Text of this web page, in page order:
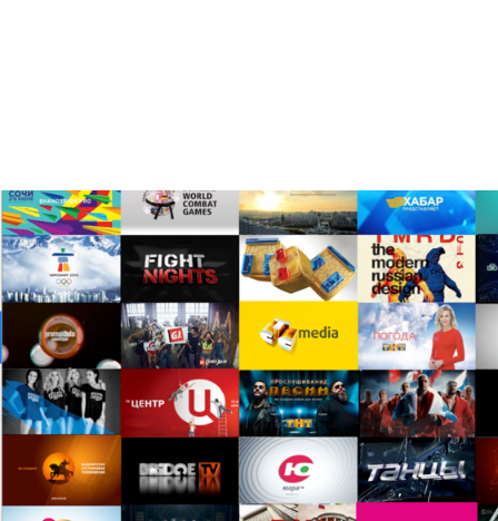
Брендинг,Дизайн,Реклама,ТВ-Шоу
Корпоративный брендинг Сет дизайн,Креатив,